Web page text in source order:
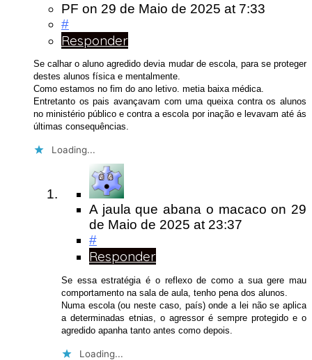
PF on 29 de Maio de 2025 at 7:33
#
Responder
Se calhar o aluno agredido devia mudar de escola, para se proteger
destes alunos física e mentalmente.
Como estamos no fim do ano letivo. metia baixa médica.
Entretanto os pais avançavam com uma queixa contra os alunos
no ministério público e contra a escola por inação e levavam até ás
últimas consequências.
Loading...
A jaula que abana o macaco on 29
de Maio de 2025 at 23:37
#
Responder
Se essa estratégia é o reflexo de como a sua gere mau
comportamento na sala de aula, tenho pena dos alunos.
Numa escola (ou neste caso, país) onde a lei não se aplica
a determinadas etnias, o agressor é sempre protegido e o
agredido apanha tanto antes como depois.
Loading...